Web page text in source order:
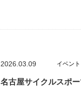
2026.03.09 イベント
名古屋サイクルスポ